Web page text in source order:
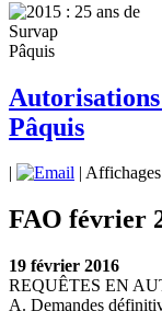
Pâquis
Pâquis
|
FAO février
19 février 2016
REQUÊTES EN
A. Demandes